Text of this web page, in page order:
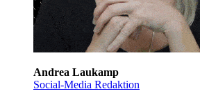
Andrea Laukamp
Social-Media Redaktion